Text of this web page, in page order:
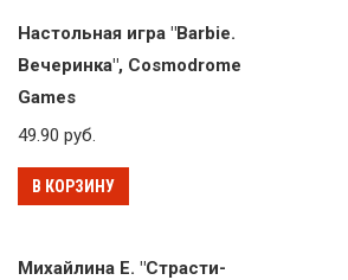
Настольная игра "Barbie.
Вечеринка", Cosmodrome
Games
49.90руб.
В КОРЗИНУ
Михайлина Е. "Страсти-